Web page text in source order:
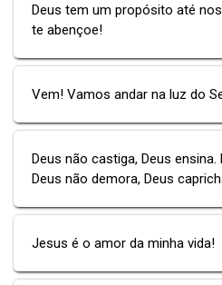
Deus tem um propósito até
te abençoe!
Vem! Vamos andar na luz do
Deus não castiga, Deus ensina.
Deus não demora, Deus
Jesus é o amor da minha vida!